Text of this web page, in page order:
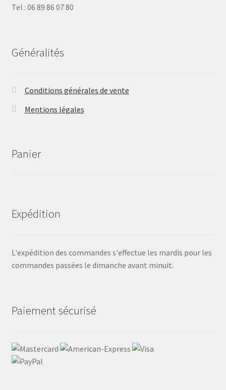
Tel : 06 89 86 07 80
Généralités
Conditions générales de vente
Mentions légales
Panier
Expédition
L'expédition des commandes s'effectue les mardis pour les
commandes passées le dimanche avant minuit.
Paiement sécurisé